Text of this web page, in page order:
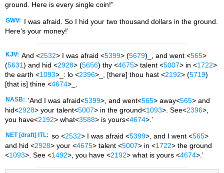
ground. Here is every single coin!”
GWV:
I was afraid. So I hid your two thousand dollars in the ground.
Here’s your money!’
KJV: And <2532> I was afraid <5399> (5679)_, and went <565>
(5631) and hid <2928> (5656) thy <4675> talent <5007> in <1722>
the earth <1093>_: lo <2396>_, [there] thou hast <2192> (5719)
[that is] thine <4674>_.
NASB: 'And I was afraid<5399>, and went<565> away<565> and
hid<2928> your talent<5007> in the ground<1093>. See<2396>,
you have<2192> what<3588> is yours<4674>.'
NET [draft] ITL: so <2532> I was afraid <5399>, and I went <565>
and hid <2928> your <4675> talent <5007> in <1722> the ground
<1093>. See <1492>, you have <2192> what is yours <4674>.’